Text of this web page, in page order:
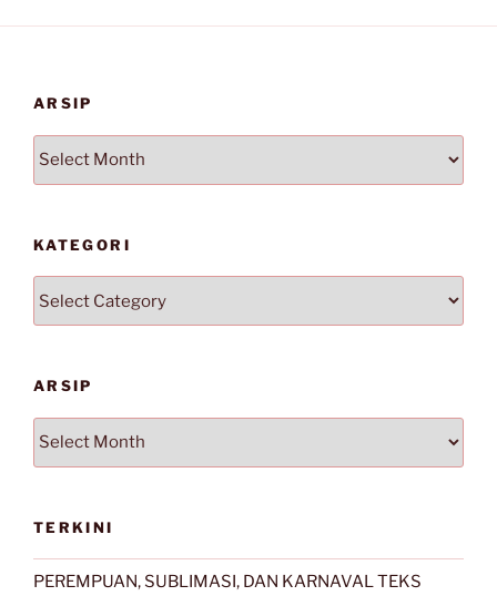
ARSIP
Arsip
KATEGORI
ARSIP
Arsip
TERKINI
PEREMPUAN, SUBLIMASI, DAN KARNAVAL TEKS